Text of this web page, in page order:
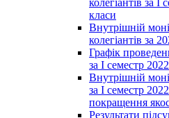
класи
Внутрішній
колегіантів за
Графік
за І семестр
Внутрішній
за І семестр
покращення
Результати